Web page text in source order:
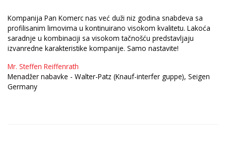
Kompanija Pan Komerc nas već duži niz godina snabdeva sa
profilisanim limovima u kontinuirano visokom kvalitetu. Lakoća
saradnje u kombinaciji sa visokom tačnošću predstavljaju
izvanredne karakteristike kompanije. Samo nastavite!
Mr. Steffen Reiffenrath
Menadžer nabavke - Walter-Patz (Knauf-interfer guppe), Seigen
Germany